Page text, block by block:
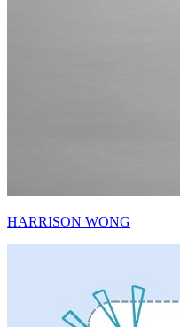
HARRISON WONG